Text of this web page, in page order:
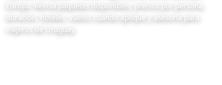
Europa. Revisa paquetes disponibles, precios por persona,
duración, hoteles, vuelos cuando aplique y asesoría para
viajeros de Uruguay.